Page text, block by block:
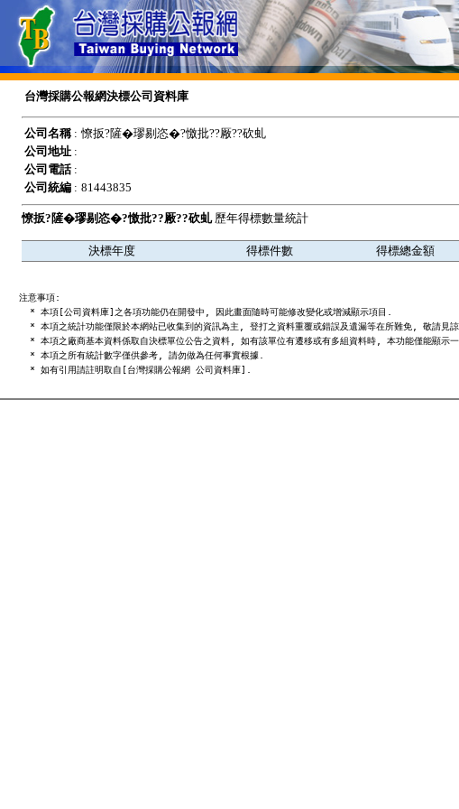
台灣採購公報網決標公司資料庫
公司名稱: 憭扳?隡�璆剔恣�?憿批??厰??砍虬
公司地址 :
公司電話:
公司統編 : 81443835
憭扳?隡�璆剔恣�?憿批??厰??砍虬歷年得標數量統計
決標年度 得標件數 得標總金額
注意事項:
  * 本項[公司資料庫]之各項功能仍在開發中, 因此畫面隨時可能修改變化或增減顯示項目.
  * 本項之統計功能僅限於本網站已收集到的資訊為主, 登打之資料重覆或錯誤及遺漏等在所難免, 敬請見諒.
* 本項之廠商基本資料係取自決標單位公告之資料, 如有該單位有遷移或有多組資料時, 本功能僅能顯示一
  * 本項之所有統計數字僅供參考, 請勿做為任何事實根據.